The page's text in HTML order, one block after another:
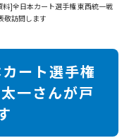
料]全日本カート選手権 東西統一戦
敬訪問します
ート選手権
一さんが戸